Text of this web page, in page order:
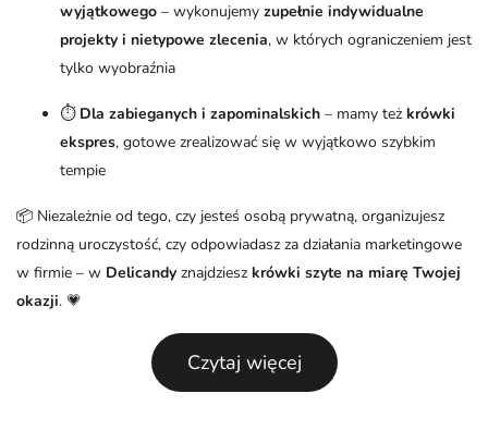
wyjątkowego – wykonujemy zupełnie indywidualne
projekty i nietypowe zlecenia, w których ograniczeniem jest
tylko wyobraźnia
⏱️ Dla zabieganych i zapominalskich – mamy też krówki
ekspres, gotowe zrealizować się w wyjątkowo szybkim
tempie
📦 Niezależnie od tego, czy jesteś osobą prywatną, organizujesz
rodzinną uroczystość, czy odpowiadasz za działania marketingowe
w firmie – w Delicandy znajdziesz krówki szyte na miarę Twojej
okazji. 💗
Czytaj więcej